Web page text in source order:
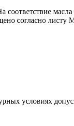
соответствие
согласно листу
условиях